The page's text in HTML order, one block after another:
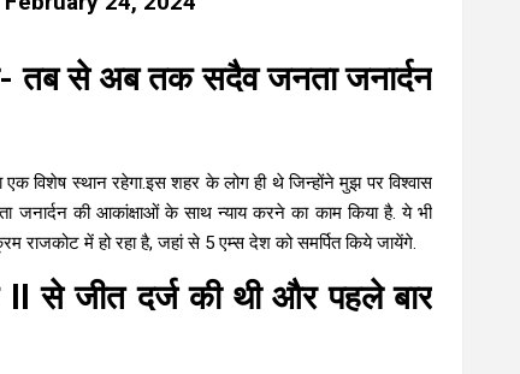
तब से अब तक सदैव जनता जनार्दन
विशेष स्थान रहेगा.इस शहर के लोग ही थे जिन्होंने मुझ पर विश्वास
जनार्दन की आकांक्षाओं के साथ न्याय करने का काम किया है. ये भी
में हो रहा है, जहां से 5 एम्स देश को समर्पित किये जायेंगे.
ll से जीत दर्ज की थी और पहले बार